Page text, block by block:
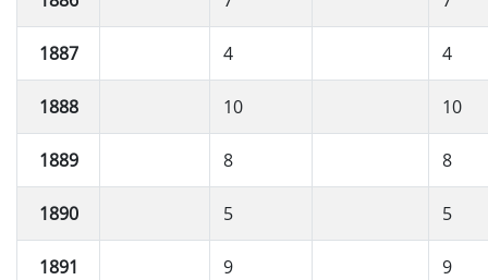
1887 4 4
1888 10 10
1889 8 8
1890 5 5
1891 9 9